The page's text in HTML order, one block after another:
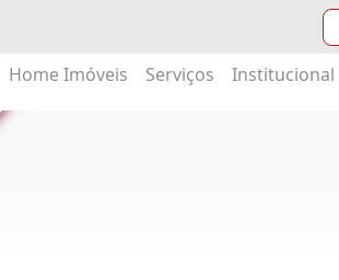
Home Imóveis Serviços Institucional